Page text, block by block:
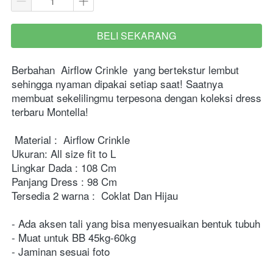
`BELI SEKARANG
Berbahan Airflow Crinkle yang bertekstur lembut
sehingga nyaman dipakai setiap saat! Saatnya
membuat sekelilingmu terpesona dengan koleksi dress
terbaru Montella!
Material :  Airflow Crinkle
Ukuran: All size fit to L
Lingkar Dada : 108 Cm
Panjang Dress : 98 Cm
Tersedia 2 warna :  Coklat Dan Hijau
- Ada aksen tali yang bisa menyesuaikan bentuk tubuh
- Muat untuk BB 45kg-60kg
- Jaminan sesuai foto